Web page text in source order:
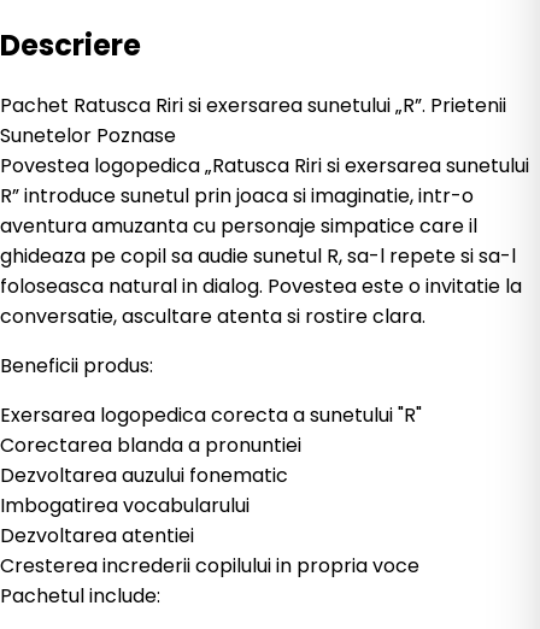
Descriere
Pachet Ratusca Riri si exersarea sunetului „R”. Prietenii
Sunetelor Poznase
Povestea logopedica „Ratusca Riri si exersarea sunetului
R” introduce sunetul prin joaca si imaginatie, intr-o
aventura amuzanta cu personaje simpatice care il
ghideaza pe copil sa audie sunetul R, sa-l repete si sa-l
foloseasca natural in dialog. Povestea este o invitatie la
conversatie, ascultare atenta si rostire clara.
Beneficii produs:
Exersarea logopedica corecta a sunetului "R"
Corectarea blanda a pronuntiei
Dezvoltarea auzului fonematic
Imbogatirea vocabularului
Dezvoltarea atentiei
Cresterea increderii copilului in propria voce
Pachetul include: